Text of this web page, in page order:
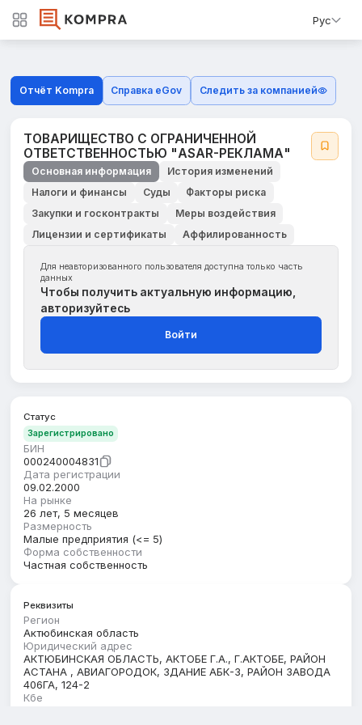
Рус
Отчёт Kompra Справка eGov Следить за компанией
ТОВАРИЩЕСТВО С ОГРАНИЧЕННОЙ
ОТВЕТСТВЕННОСТЬЮ "ASAR-РЕКЛАМА"
Основная информация
История изменений
Налоги и финансы
Суды
Факторы риска
Закупки и госконтракты
Меры воздействия
Лицензии и сертификаты
Аффилированность
Для неавторизованного пользователя доступна только часть
данных
Чтобы получить актуальную информацию,
авторизуйтесь
Войти
Статус
Зарегистрировано
БИН
000240004831
Дата регистрации
09.02.2000
На рынке
26 лет, 5 месяцев
Размерность
Малые предприятия (<= 5)
Форма собственности
Частная собственность
Реквизиты
Регион
Актюбинская область
Юридический адрес
АКТЮБИНСКАЯ ОБЛАСТЬ, АКТОБЕ Г.А., Г.АКТОБЕ, РАЙОН
АСТАНА , АВИАГОРОДОК, ЗДАНИЕ АБК-3, РАЙОН ЗАВОДА
406ГА, 124-2
Кбе